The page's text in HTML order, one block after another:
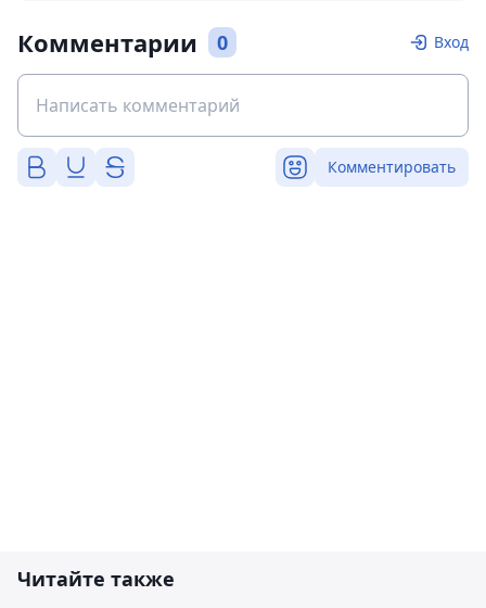
Комментарии 0 Вход
Комментировать
Читайте также